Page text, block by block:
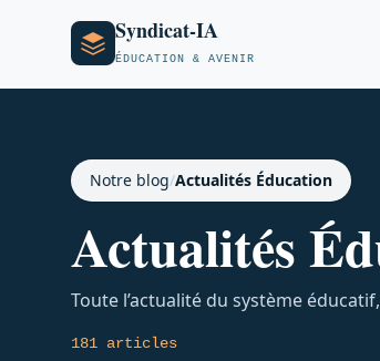
Syndicat-IA
ÉDUCATION & AVENIR
Notre blog/Actualités Éducation
Actualités
Toute l’actualité du système
181 articles